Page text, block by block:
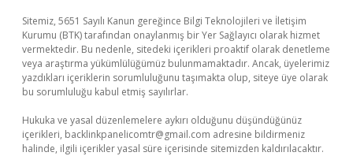
Sitemiz, 5651 Sayılı Kanun gereğince Bilgi Teknolojileri ve İletişim
Kurumu (BTK) tarafından onaylanmış bir Yer Sağlayıcı olarak hizmet
vermektedir. Bu nedenle, sitedeki içerikleri proaktif olarak denetleme
veya araştırma yükümlülüğümüz bulunmamaktadır. Ancak, üyelerimiz
yazdıkları içeriklerin sorumluluğunu taşımakta olup, siteye üye olarak
bu sorumluluğu kabul etmiş sayılırlar.
Hukuka ve yasal düzenlemelere aykırı olduğunu düşündüğünüz
içerikleri, backlinkpanelicomtr@gmail.com adresine bildirmeniz
halinde, ilgili içerikler yasal süre içerisinde sitemizden kaldırılacaktır.